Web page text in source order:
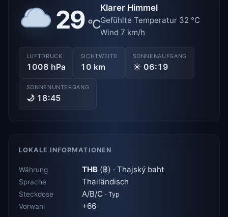
29 °C
Klarer Himmel
Gefühlte Temperatur 32 °C
Wind 7 km/h
LUFTDRUCK
1008 hPa
SICHTWEITE
10 km
SONNENAUFGANG
☀ 06:19
SONNENUNTERGANG
🌙 18:45
LOKALE INFORMATIONEN
Währung THB (฿) · Thajský baht
Sprache Thailändisch
Steckdose A/B/C · Typ
Vorwahl +66